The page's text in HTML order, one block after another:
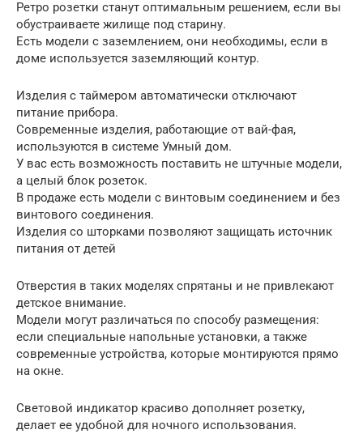
Ретро розетки станут оптимальным решением, если вы
обустраиваете жилище под старину.
Есть модели с заземлением, они необходимы, если в
доме используется заземляющий контур.
Изделия с таймером автоматически отключают
питание прибора.
Современные изделия, работающие от вай-фая,
используются в системе Умный дом.
У вас есть возможность поставить не штучные модели,
а целый блок розеток.
В продаже есть модели с винтовым соединением и без
винтового соединения.
Изделия со шторками позволяют защищать источник
питания от детей
Отверстия в таких моделях спрятаны и не привлекают
детское внимание.
Модели могут различаться по способу размещения:
если специальные напольные установки, а также
современные устройства, которые монтируются прямо
на окне.
Световой индикатор красиво дополняет розетку,
делает ее удобной для ночного использования.